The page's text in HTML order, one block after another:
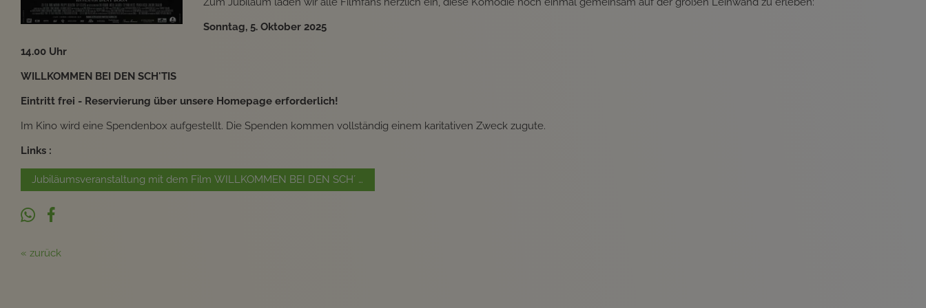
Sonntag, 5. Oktober 2025
14.00 Uhr
WILLKOMMEN BEI DEN SCH'TIS
Eintritt frei - Reservierung über unsere Homepage erforderlich!
Im Kino wird eine Spendenbox aufgestellt. Die Spenden kommen vollständig einem karitativen Zweck zugute.
Links :
Jubiläumsveranstaltung mit dem Film WILLKOMMEN BEI DEN SCH´ TIS
« zurück